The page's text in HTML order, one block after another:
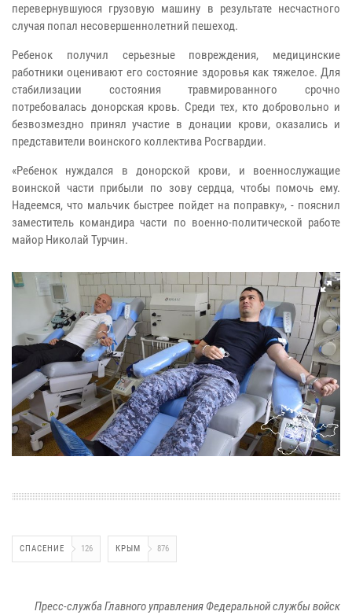
перевернувшуюся грузовую машину в результате несчастного
случая попал несовершеннолетний пешеход.
Ребенок получил серьезные повреждения, медицинские
работники оценивают его состояние здоровья как тяжелое. Для
стабилизации состояния травмированного срочно
потребовалась донорская кровь. Среди тех, кто добровольно и
безвозмездно принял участие в донации крови, оказались и
представители воинского коллектива Росгвардии.
«Ребенок нуждался в донорской крови, и военнослужащие
воинской части прибыли по зову сердца, чтобы помочь ему.
Надеемся, что мальчик быстрее пойдет на поправку», - пояснил
заместитель командира части по военно-политической работе
майор Николай Турчин.
СПАСЕНИЕ 126 КРЫМ 876
Пресс-служба Главного управления Федеральной службы войск